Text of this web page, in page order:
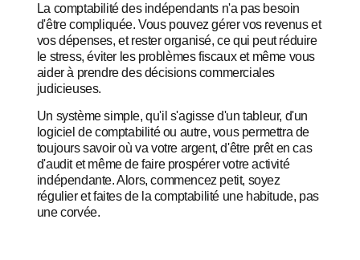
La comptabilité des indépendants n'a pas besoin
d'être compliquée. Vous pouvez gérer vos revenus et
vos dépenses, et rester organisé, ce qui peut réduire
le stress, éviter les problèmes fiscaux et même vous
aider à prendre des décisions commerciales
judicieuses.
Un système simple, qu'il s'agisse d'un tableur, d'un
logiciel de comptabilité ou autre, vous permettra de
toujours savoir où va votre argent, d'être prêt en cas
d'audit et même de faire prospérer votre activité
indépendante. Alors, commencez petit, soyez
régulier et faites de la comptabilité une habitude, pas
une corvée.